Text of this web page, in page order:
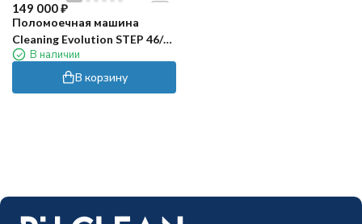
149 000₽
Поломоечная машина
Cleaning Evolution STEP 46/40
E
В наличии
В корзину